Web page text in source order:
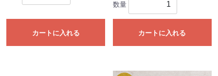
カートに入れる
数量
カートに入れる